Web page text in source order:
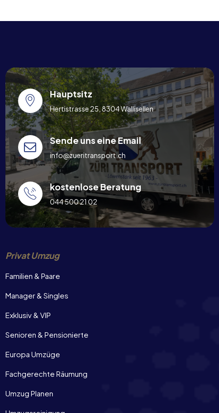
Hauptsitz
Hertistrasse 25, 8304 Wallisellen
Sende uns eine Email
info@zueritransport.ch
kostenlose Beratung
044 500 21 02
Privat Umzug
Familien & Paare
Manager & Singles
Exklusiv & VIP
Senioren & Pensionierte
Europa Umzüge
Fachgerechte Räumung
Umzug Planen